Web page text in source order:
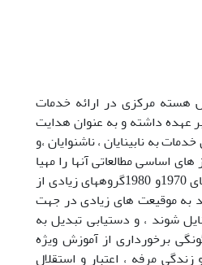
هسته مرکزی در ارائه خدمات
بر عهده داشته و به عنوان هدایت
به نابینایان ، ناشنوایان ،و
اساسی مطالعاتی آنها را مهیا
میسازند.در طول دهه های 1970و 1980گروههای زیادی از
به موقیعت های زیادی در جهت
شوند ، و دستیابی تبدیل به
برخورداری از آموزش ویژه
مرفه ، اعتبار و استقلال